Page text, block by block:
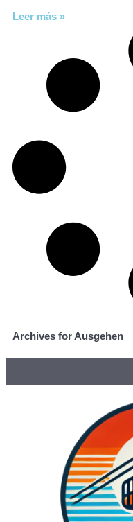
Leer más »
Archives for Ausgehen